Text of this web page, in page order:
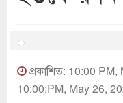
প্রকাশিত: 10:00
10:00:PM, May 26,